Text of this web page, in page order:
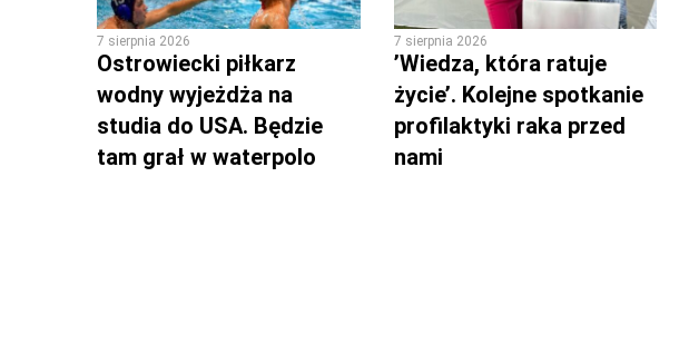
7 sierpnia 2026
Ostrowiecki piłkarz
wodny wyjeżdża na
studia do USA. Będzie
tam grał w waterpolo
7 sierpnia 2026
’Wiedza, która ratuje
życie’. Kolejne spotkanie
profilaktyki raka przed
nami